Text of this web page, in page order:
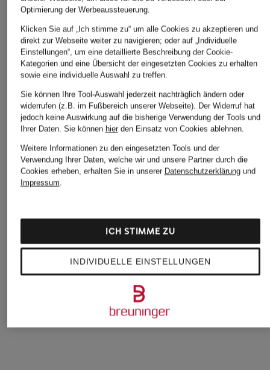
Sonnenbrille BE4472U
CHF 361
VERSACE
Sonnenbrille
VE4492U
CHF 261
Sonnenbrille
CHF 283
Optimierung der Werbeaussteuerung.
Klicken Sie auf „Ich stimme zu“ um alle Cookies zu akzeptieren und
direkt zur Webseite weiter zu navigieren; oder auf „Individuelle
Einstellungen“, um eine detaillierte Beschreibung der Cookie-
Kategorien und eine Übersicht der eingesetzten Cookies zu erhalten
sowie eine individuelle Auswahl zu treffen.
Sie können Ihre Tool-Auswahl jederzeit nachträglich ändern oder
widerrufen (z.B. im Fußbereich unserer Webseite). Der Widerruf hat
jedoch keine Auswirkung auf die bisherige Verwendung der Tools und
Ihrer Daten. Sie können hierden Einsatz von Cookies ablehnen.
Weitere Informationen zu den eingesetzten Tools und der
Verwendung Ihrer Daten, welche wir und unsere Partner durch die
Cookies erheben, erhalten Sie in unserer Datenschutzerklärungund
Impressum.
INDIVIDUELLE EINSTELLUNGEN
ICH STIMME ZU